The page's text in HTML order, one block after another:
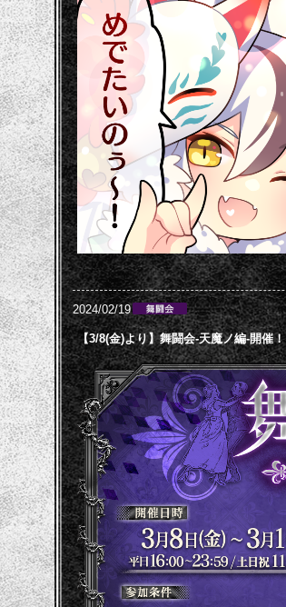
2024/02/19
【3/8(金)より】舞闘会-天魔ノ編-開催！